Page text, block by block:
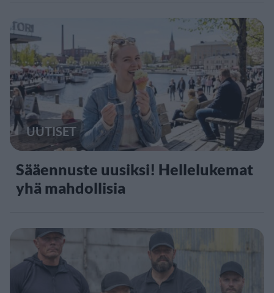
UUTISET
Sääennuste uusiksi! Hellelukemat
yhä mahdollisia